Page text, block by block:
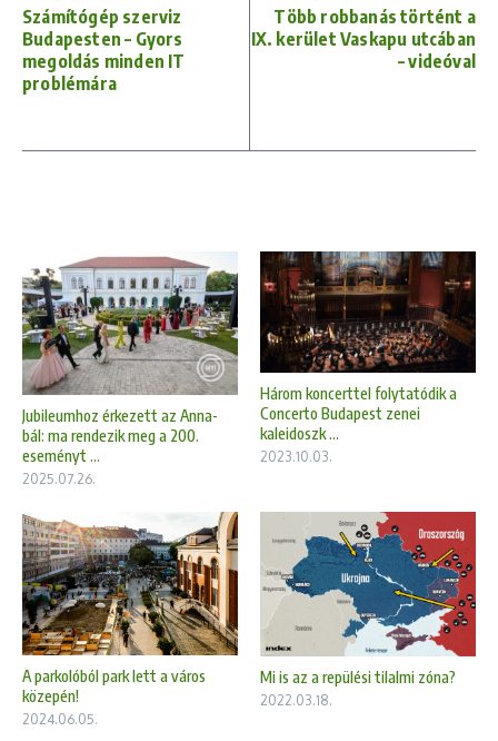
Számítógép szerviz
Budapesten – Gyors
megoldás minden IT
problémára
Több robbanás történt a
IX. kerület Vaskapu utcában
– videóval
Jubileumhoz érkezett az Anna-
bál: ma rendezik meg a 200.
eseményt ...
2025.07.26.
Három koncerttel folytatódik a
Concerto Budapest zenei
kaleidoszk ...
2023.10.03.
A parkolóból park lett a város
közepén!
2024.06.05.
Mi is az a repülési tilalmi zóna?
2022.03.18.